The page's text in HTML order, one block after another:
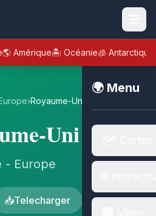
🌎 Amérique🏝️ Océanie🧊 Antarctique
🌍 Menu
›Royaume-Uni
Uni
- Europe
📥Telecharger